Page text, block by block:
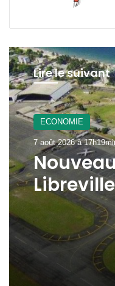
Lire le suivant
ECONOMIE
7 août 2026 à
milliards
Airport
la